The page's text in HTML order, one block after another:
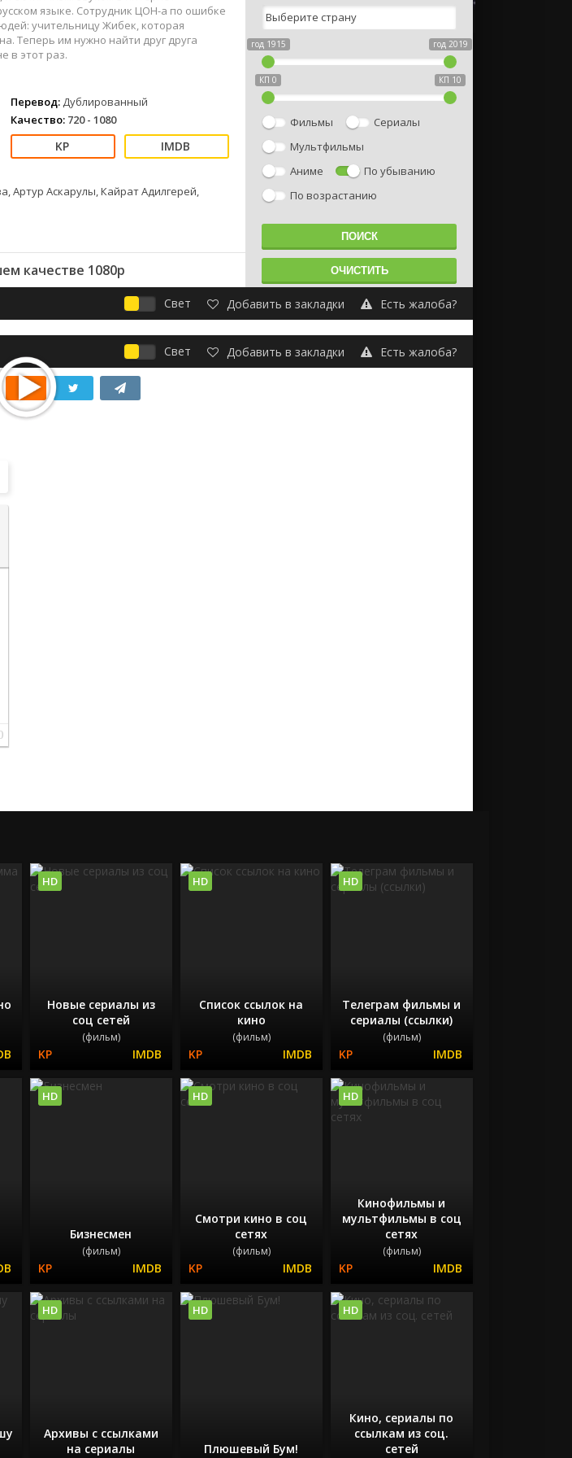
Спорт
Триллеры
Фэнтези
2022
2021
СССР
Фильмы из соцетей
языке. Сотрудник ЦОН-а по ошибке
учительницу Жибек, которая
Теперь им нужно найти друг друга
в этот раз.
Перевод: Дублированный
Качество: 720 - 1080
Артур Аскарулы, Кайрат Адилгерей,
качестве 1080p
год 1915 год 2019
КП 0 КП 10
Фильмы
Сериалы
Мультфильмы
Аниме
По убыванию
По возрастанию
Свет Добавить в закладки Есть жалоба?
Свет Добавить в закладки Есть жалоба?
Новые сериалы из
соц сетей
(фильм)
HD
Список ссылок на
кино
(фильм)
HD
Телеграм фильмы и
сериалы (ссылки)
(фильм)
HD
Бизнесмен
(фильм)
HD
Смотри кино в соц
сетях
(фильм)
HD
Кинофильмы и
мультфильмы в соц
сетях
(фильм)
HD
Архивы с ссылками
на сериалы
HD
Плюшевый Бум!
HD
Кино, сериалы по
ссылкам из соц.
сетей
HD